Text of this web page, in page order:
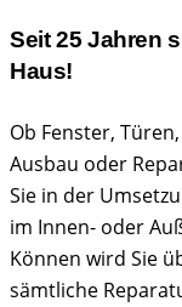
Seit 25 Jahren
Haus!
Ob Fenster,
Ausbau oder
Sie in der
im Innen- oder
Können wird Sie
sämtliche